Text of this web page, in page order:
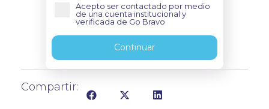
Acepto ser contactado por medio
de una cuenta institucional y
verificada de Go Bravo
Continuar
Compartir: